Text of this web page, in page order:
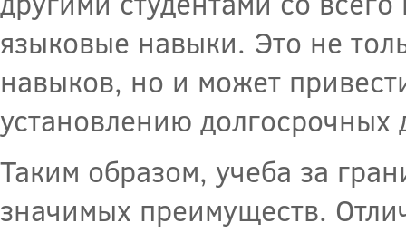
языковые навыки. Это не
навыков, но и может
установлению долгосрочных
Таким образом, учеба за
значимых преимуществ.